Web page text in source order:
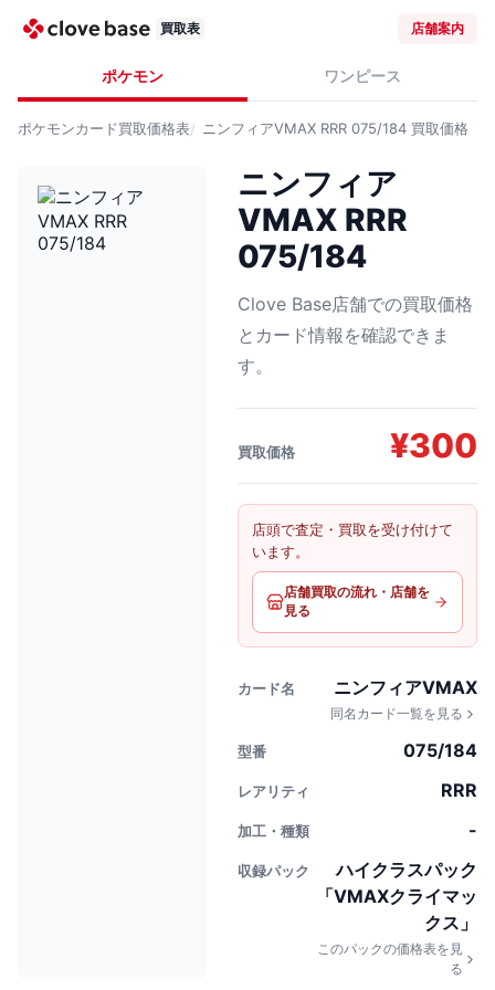
買取表 店舗案内
ポケモン ワンピース
ポケモンカード買取価格表 ニンフィアVMAX RRR 075/184 買取価格
ニンフィア
VMAX RRR
075/184
Clove Base店舗での買取価格
とカード情報を確認できま
す。
買取価格 ¥300
店頭で査定・買取を受け付けて
います。
店舗買取の流れ・店舗を
見る
カード名 ニンフィアVMAX
同名カード一覧を見る
型番 075/184
レアリティ RRR
加工・種類 -
収録パック
ハイクラスパック
「VMAXクライマッ
クス」
このパックの価格表を見
る